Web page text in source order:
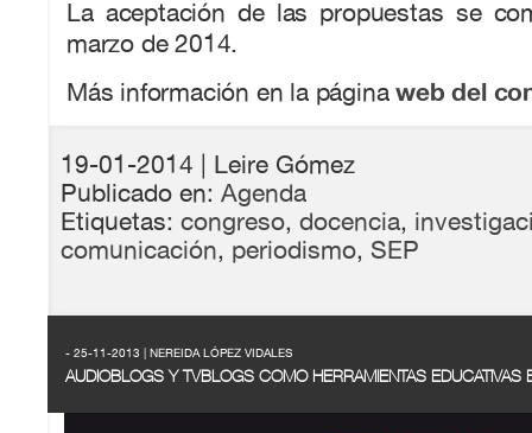
La aceptación de las propuestas se
marzo de 2014.
Más información en la páginaweb del
19-01-2014 | Leire Gómez
Publicado en: Agenda
Etiquetas: congreso, docencia,
comunicación, periodismo, SEP
- 25-11-2013 | NEREIDA LÓPEZ VIDALES
AUDIOBLOGS Y TVBLOGS COMO HERRAMIENTAS EDUCATIVAS